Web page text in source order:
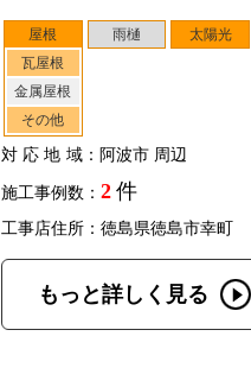
屋根
瓦屋根
金属屋根
その他
雨樋 太陽光
対応地域：阿波市 周辺
施工事例数： 2 件
工事店住所：徳島県徳島市幸町
もっと詳しく見る